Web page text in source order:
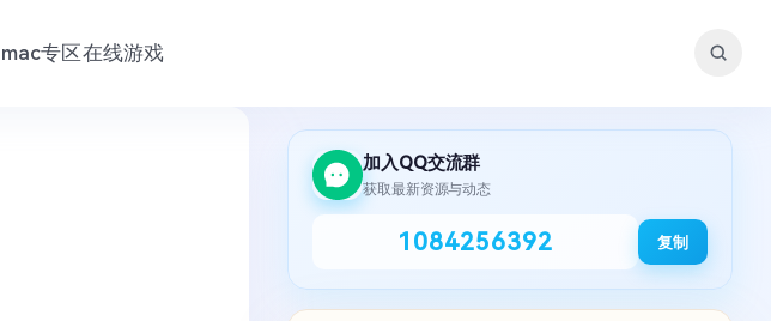
mac专区在线游戏
加入QQ交流群
获取最新资源与动态
1084256392 复制